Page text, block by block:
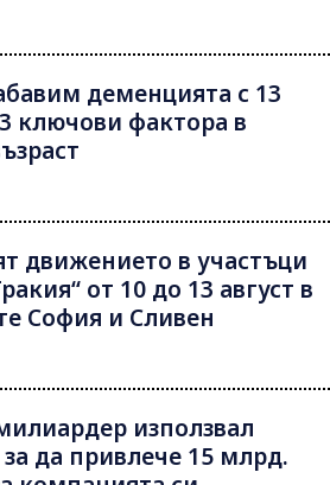
деменцията с 13
ключови фактора в
движението в участъци
от 10 до 13 август в
София и Сливен
използвал
за да привлече 15 млрд.